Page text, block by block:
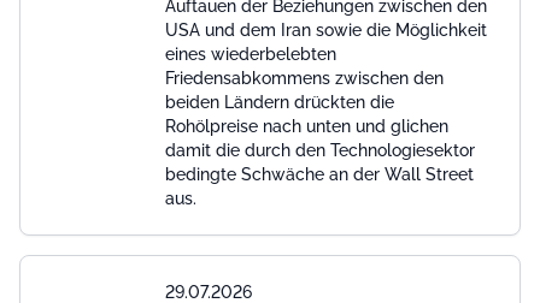
Auftauen der Beziehungen zwischen den
USA und dem Iran sowie die Möglichkeit
eines wiederbelebten
Friedensabkommens zwischen den
beiden Ländern drückten die
Rohölpreise nach unten und glichen
damit die durch den Technologiesektor
bedingte Schwäche an der Wall Street
aus.
29.07.2026